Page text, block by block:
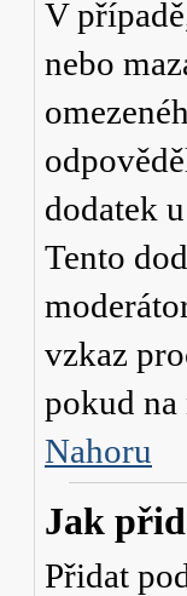
V
nebo
dodatek
Tento
vzkaz
pokud
Nahoru
Jak
Přidat